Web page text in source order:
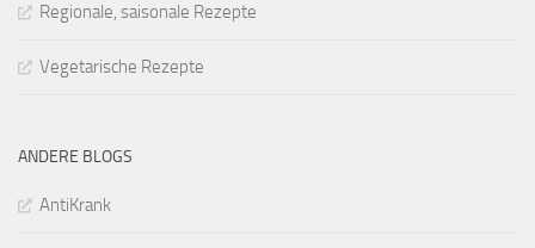
Regionale, saisonale Rezepte
Vegetarische Rezepte
ANDERE BLOGS
AntiKrank